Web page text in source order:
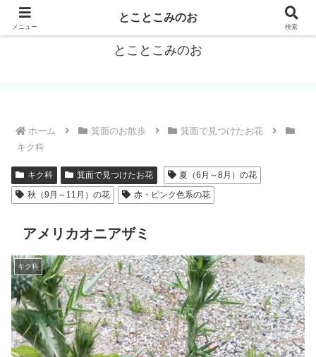
箕面をトコトコお散歩しながらご紹介
とことこみのお
ホーム 箕面のお散歩
箕面で見つけたお花
キク科
キク科 箕面で見つけたお花
夏（6月～8月）の花
秋（9月～11月）の花
赤・ピンク色系の花
アメリカオニアザミ
キク科
メニュー
とことこみのお
検索